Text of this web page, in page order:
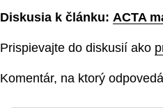
Diskusia k článku: ACTA
Prispievajte do diskusií ako
Komentár, na ktorý